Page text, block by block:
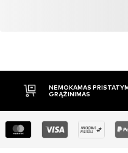
NEMOKAMAS
GRĄŽINIMAS